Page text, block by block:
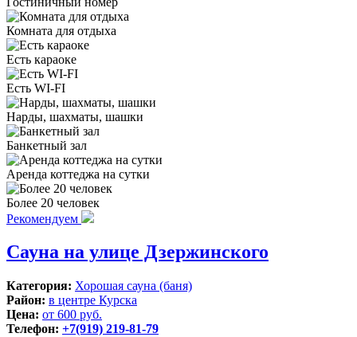
Комната для отдыха
Есть караоке
Есть WI-FI
Нарды, шахматы, шашки
Банкетный зал
Аренда коттеджа на сутки
Более 20 человек
Рекомендуем
Сауна на улице Дзержинского
Категория: Хорошая сауна (баня)
Район: в центре Курска
Цена: от 600 руб.
Телефон: +7(919) 219-81-79